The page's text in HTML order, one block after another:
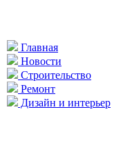
Главная
Новости
Строительство
Ремонт
Дизайн и интерьер